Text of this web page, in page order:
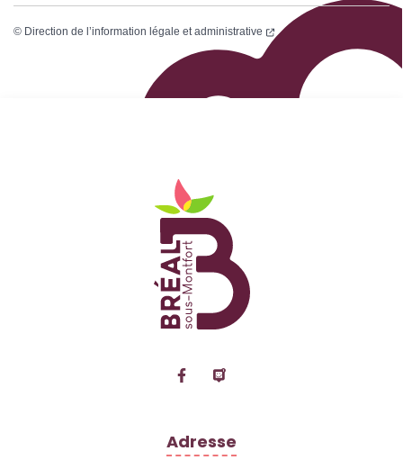
© Direction de l’information légale et administrative
Lien vers le compte Facebook
Lien vers la page
Adresse